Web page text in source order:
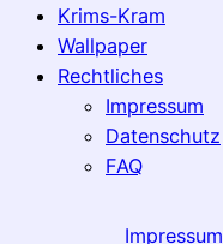
Krims-Kram
Wallpaper
Rechtliches
Impressum
Datenschutz
FAQ
Impressum